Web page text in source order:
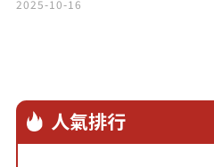
的擔憂聲音
2025-10-16
人氣排行